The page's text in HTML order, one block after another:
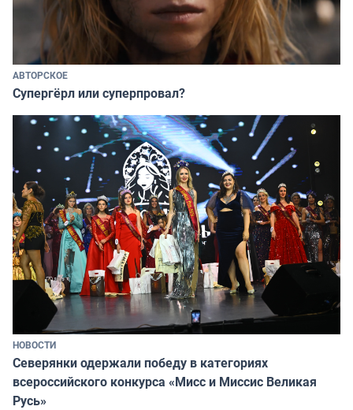
АВТОРСКОЕ
Супергёрл или суперпровал?
НОВОСТИ
Северянки одержали победу в категориях
всероссийского конкурса «Мисс и Миссис Великая
Русь»